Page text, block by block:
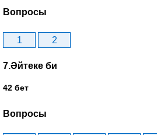
Вопросы
1 2
7.Әйтеке би
42 бет
Вопросы